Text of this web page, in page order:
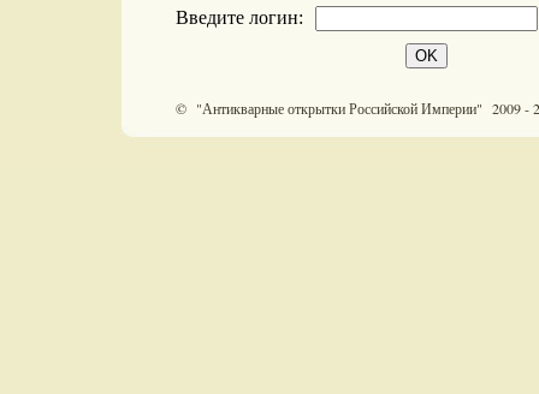
Введите логин:
© "Антикварные открытки Российской Империи" 2009 -